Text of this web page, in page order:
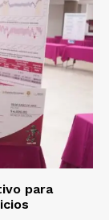
para